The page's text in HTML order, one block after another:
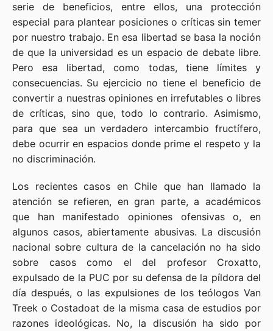
serie de beneficios, entre ellos, una protección
especial para plantear posiciones o críticas sin temer
por nuestro trabajo. En esa libertad se basa la noción
de que la universidad es un espacio de debate libre.
Pero esa libertad, como todas, tiene límites y
consecuencias. Su ejercicio no tiene el beneficio de
convertir a nuestras opiniones en irrefutables o libres
de críticas, sino que, todo lo contrario. Asimismo,
para que sea un verdadero intercambio fructífero,
debe ocurrir en espacios donde prime el respeto y la
no discriminación.
Los recientes casos en Chile que han llamado la
atención se refieren, en gran parte, a académicos
que han manifestado opiniones ofensivas o, en
algunos casos, abiertamente abusivas. La discusión
nacional sobre cultura de la cancelación no ha sido
sobre casos como el del profesor Croxatto,
expulsado de la PUC por su defensa de la píldora del
día después, o las expulsiones de los teólogos Van
Treek o Costadoat de la misma casa de estudios por
razones ideológicas. No, la discusión ha sido por